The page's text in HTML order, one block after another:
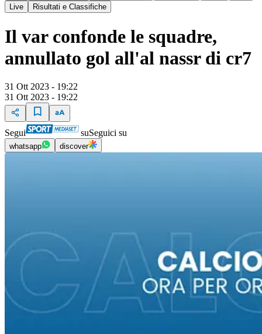
Live
Risultati e Classifiche
Il var confonde le squadre,
annullato gol all'al nassr di cr7
31 Ott 2023 - 19:22
31 Ott 2023 - 19:22
Segui suSeguici su
whatsapp discover